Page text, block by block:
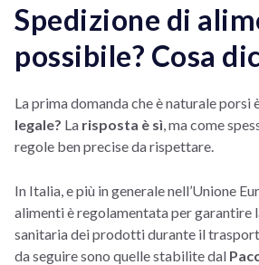
Spedizione di
possibile? Cosa
La prima domanda che è naturale porsi
legale? La risposta è sì , ma come
regole ben precise da rispettare.
In Italia, e più in generale nell’Unione
alimenti è regolamentata per garantire
sanitaria dei prodotti durante il
da seguire sono quelle stabilite dal